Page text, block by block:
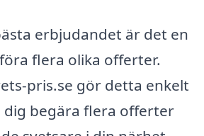
erbjudandet är det en
flera olika offerter.
pris.se gör detta enkelt
begära flera offerter